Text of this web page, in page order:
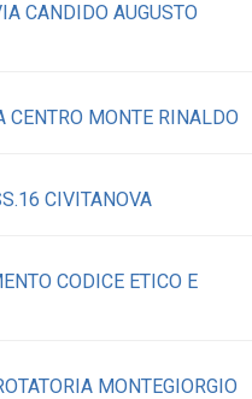
CANDIDO AUGUSTO
MONTE RINALDO
CIVITANOVA
CODICE ETICO E
MONTEGIORGIO